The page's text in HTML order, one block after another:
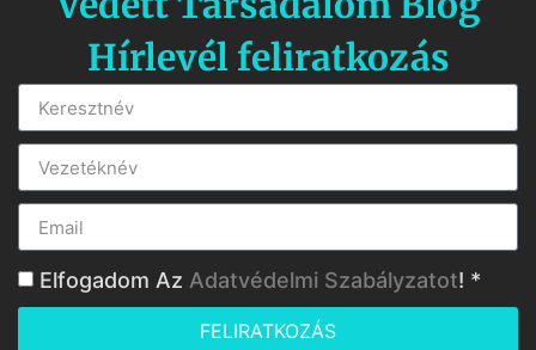
Hírlevél feliratkozás
Elfogadom Az Adatvédelmi Szabályzatot! *
FELIRATKOZÁS